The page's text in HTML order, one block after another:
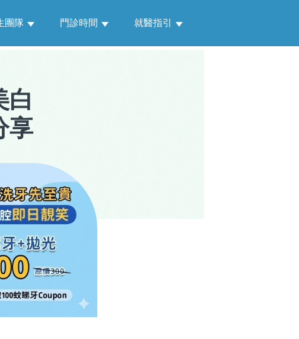
團隊 門診時間 就醫指引
白
享